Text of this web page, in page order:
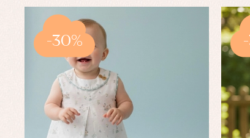
-30%